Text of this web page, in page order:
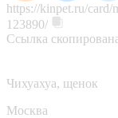
https://kinpet.ru/card/
123890/
Ссылка
Чихуахуа, щенок
Москва